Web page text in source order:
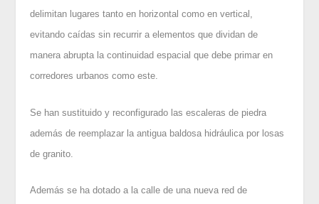
delimitan lugares tanto en horizontal como en vertical,
evitando caídas sin recurrir a elementos que dividan de
manera abrupta la continuidad espacial que debe primar en
corredores urbanos como este.
Se han sustituido y reconfigurado las escaleras de piedra
además de reemplazar la antigua baldosa hidráulica por losas
de granito.
Además se ha dotado a la calle de una nueva red de